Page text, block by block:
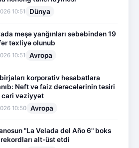
10:51 Dünya
meşə yanğınları səbəbindən 19
təxliyə olunub
10:51 Avropa
korporativ hesabatlara
Neft və faiz dərəcələrinin təsiri
cari vəziyyət
10:50 Avropa
"La Velada del Año 6" boks
alt-üst etdi